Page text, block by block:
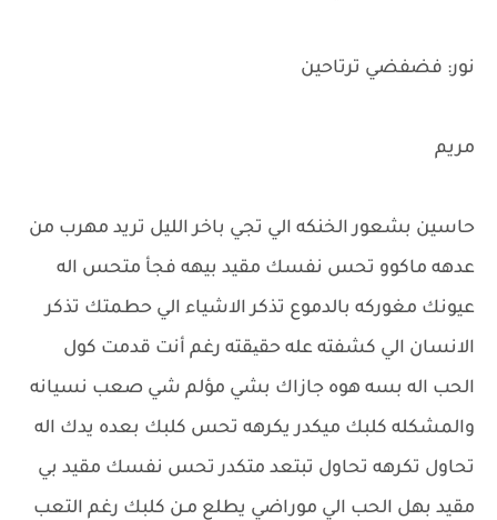
نور: فضفضي ترتاحين
مريم
حاسين بشعور الخنكه الي تجي باخر الليل تريد مهرب من
عدهه ماكوو تحس نفسك مقيد بيهه فجأ متحس اله
عيونك مغوركه بالدموع تذكر الاشياء الي حطمتك تذكر
الانسان الي كشفته عله حقیقته رغم أنت قدمت كول
الحب اله بسه هوه جازاك بشي مؤلم شي صعب نسيانه
والمشكله كلبك ميكدر يكرهه تحس كلبك بعده يدك اله
تحاول تكرهه تحاول تبتعد متكدر تحس نفسك مقيد بي
مقيد بهل الحب الي موراضي يطلع مـن كلبك رغم التعب